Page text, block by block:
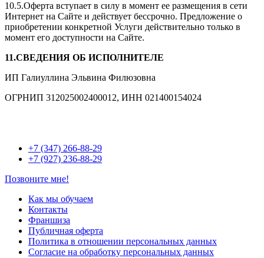
10.5.Оферта вступает в силу в момент ее размещения в сети
Интернет на Сайте и действует бессрочно. Предложение о
приобретении конкретной Услуги действительно только в
момент его доступности на Сайте.
11.СВЕДЕНИЯ ОБ ИСПОЛНИТЕЛЕ
ИП Галиуллина Эльвина Филюзовна
ОГРНИП 312025002400012, ИНН 021400154024
+7 (347) 266-88-29
+7 (927) 236-88-29
Позвоните мне!
Как мы обучаем
Контакты
Франшиза
Публичная оферта
Политика в отношении персональных данных
Согласие на обработку персональных данных